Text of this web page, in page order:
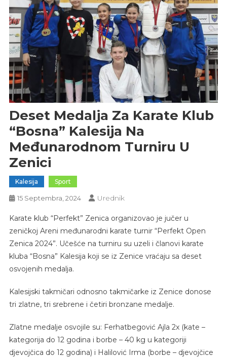
Deset Medalja Za Karate Klub
“Bosna” Kalesija Na
Međunarodnom Turniru U
Zenici
Kalesija Sport
15 Septembra, 2024 Urednik
Karate klub “Perfekt” Zenica organizovao je jučer u
zeničkoj Areni međunarodni karate turnir “Perfekt Open
Zenica 2024”. Učešće na turniru su uzeli i članovi karate
kluba “Bosna” Kalesija koji se iz Zenice vraćaju sa deset
osvojenih medalja.
Kalesijski takmičari odnosno takmičarke iz Zenice donose
tri zlatne, tri srebrene i četiri bronzane medalje.
Zlatne medalje osvojile su: Ferhatbegović Ajla 2x (kate –
kategorija do 12 godina i borbe – 40 kg u kategoriji
djevojčica do 12 godina) i Halilović Irma (borbe – djevojčice